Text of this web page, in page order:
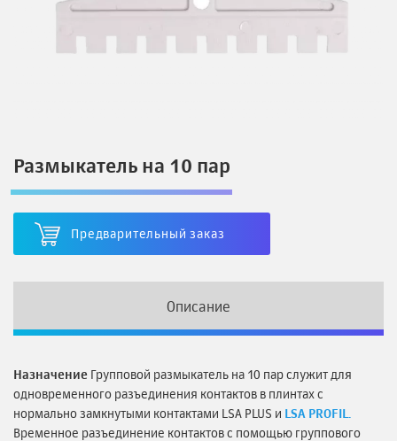
Размыкатель на 10 пар
Предварительный заказ
Описание
Назначение Групповой размыкатель на 10 пар служит для
одновременного разъединения контактов в плинтах с
нормально замкнутыми контактами LSA PLUS и LSA PROFIL.
Временное разъединение контактов с помощью группового